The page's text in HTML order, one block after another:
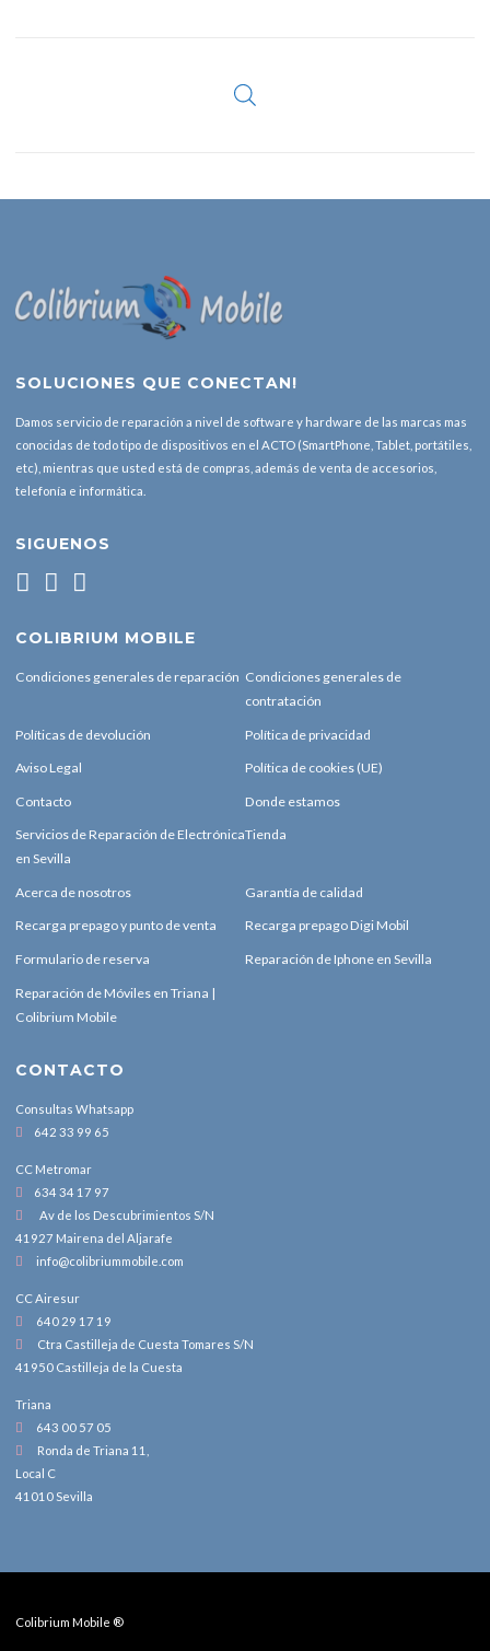
SOLUCIONES QUE CONECTAN!
Damos servicio de reparación a nivel de software y hardware de las marcas mas
conocidas de todo tipo de dispositivos en el ACTO (SmartPhone, Tablet, portátiles,
etc), mientras que usted está de compras, además de venta de accesorios,
telefonía e informática.
SIGUENOS
COLIBRIUM MOBILE
Condiciones generales de reparación Condiciones generales de
contratación
Políticas de devolución Política de privacidad
Aviso Legal Política de cookies (UE)
Contacto Donde estamos
Servicios de Reparación de Electrónica
en Sevilla
Tienda
Acerca de nosotros Garantía de calidad
Recarga prepago y punto de venta Recarga prepago Digi Mobil
Formulario de reserva Reparación de Iphone en Sevilla
Reparación de Móviles en Triana |
Colibrium Mobile
CONTACTO
Consultas Whatsapp
642 33 99 65
CC Metromar
634 34 17 97
Av de los Descubrimientos S/N
41927 Mairena del Aljarafe
info@colibriummobile.com
CC Airesur
640 29 17 19
Ctra Castilleja de Cuesta Tomares S/N
41950 Castilleja de la Cuesta
Triana
643 00 57 05
Ronda de Triana 11,
Local C
41010 Sevilla
Colibrium Mobile ®